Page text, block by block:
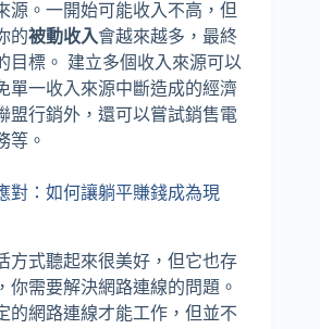
源。一開始可能收入不高，但
的被動收入會越來越多，最終
目標。 建立多個收入來源可以
單一收入來源中斷造成的經濟
盟行銷外，還可以嘗試銷售電
等。
對：如何讓躺平賺錢成為現
方式聽起來很美好，但它也存
你需要解決網路連線的問題。
的網路連線才能工作，但並不